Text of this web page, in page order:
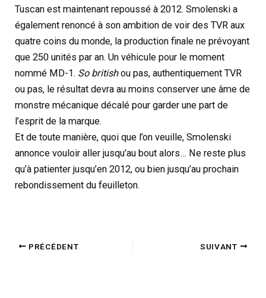
Tuscan est maintenant repoussé à 2012. Smolenski a
également renoncé à son ambition de voir des TVR aux
quatre coins du monde, la production finale ne prévoyant
que 250 unités par an. Un véhicule pour le moment
nommé MD-1. So britishou pas, authentiquement TVR
ou pas, le résultat devra au moins conserver une âme de
monstre mécanique décalé pour garder une part de
l’esprit de la marque.
Et de toute manière, quoi que l’on veuille, Smolenski
annonce vouloir aller jusqu’au bout alors… Ne reste plus
qu’à patienter jusqu’en 2012, ou bien jusqu’au prochain
rebondissement du feuilleton.
PRÉCÉDENT SUIVANT